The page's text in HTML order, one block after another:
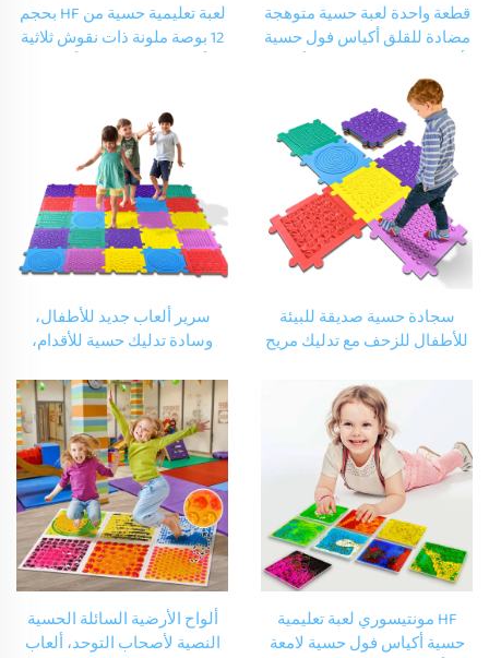
قطعة واحدة لعبة حسية متوهجة
مضادة للقلق أكياس فول حسية
سائلة مرنة لأصحاب التوحد
لعبة تعليمية حسية من HF بحجم
12 بوصة ملونة ذات نقوش ثلاثية
للأطفال ذوي التوحد
سجادة حسية صديقة للبيئة
للأطفال للزحف مع تدليك مريح
حسية وسجادة دماغية للأقدام
لأصحاب التوحد
سرير ألعاب جديد للأطفال،
وسادة تدليك حسية للأقدام،
EVA للأطفال لخطواتهم ولعب
العصر والألغاز التعليمية الحسية
HF مونتيسوري لعبة تعليمية
حسية أكياس فول حسية لامعة
ألواح الأرضية السائلة الحسية
النصية لأصحاب التوحد، ألعاب